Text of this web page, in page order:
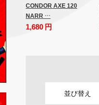
CONDOR AXE 120
NARR …
1,680 円
並び替え